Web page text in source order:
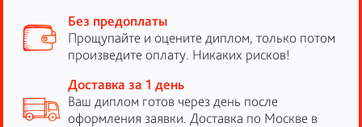
Без предоплаты
Прощупайте и оцените диплом, только потом
произведите оплату. Никаких рисков!
Доставка за 1 день
Ваш диплом готов через день после
оформления заявки. Доставка по Москве в